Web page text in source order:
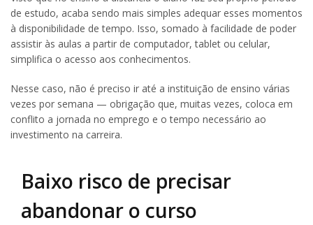
de estudo, acaba sendo mais simples adequar esses momentos
à disponibilidade de tempo. Isso, somado à facilidade de poder
assistir às aulas a partir de computador, tablet ou celular,
simplifica o acesso aos conhecimentos.
Nesse caso, não é preciso ir até a instituição de ensino várias
vezes por semana — obrigação que, muitas vezes, coloca em
conflito a jornada no emprego e o tempo necessário ao
investimento na carreira.
Baixo risco de precisar
abandonar o curso